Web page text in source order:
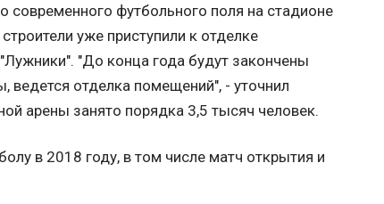
современного футбольного поля на стадионе
уже приступили к отделке
"До конца года будут закончены
ведется отделка помещений", - уточнил
арены занято порядка 3,5 тысяч человек.
в 2018 году, в том числе матч открытия и